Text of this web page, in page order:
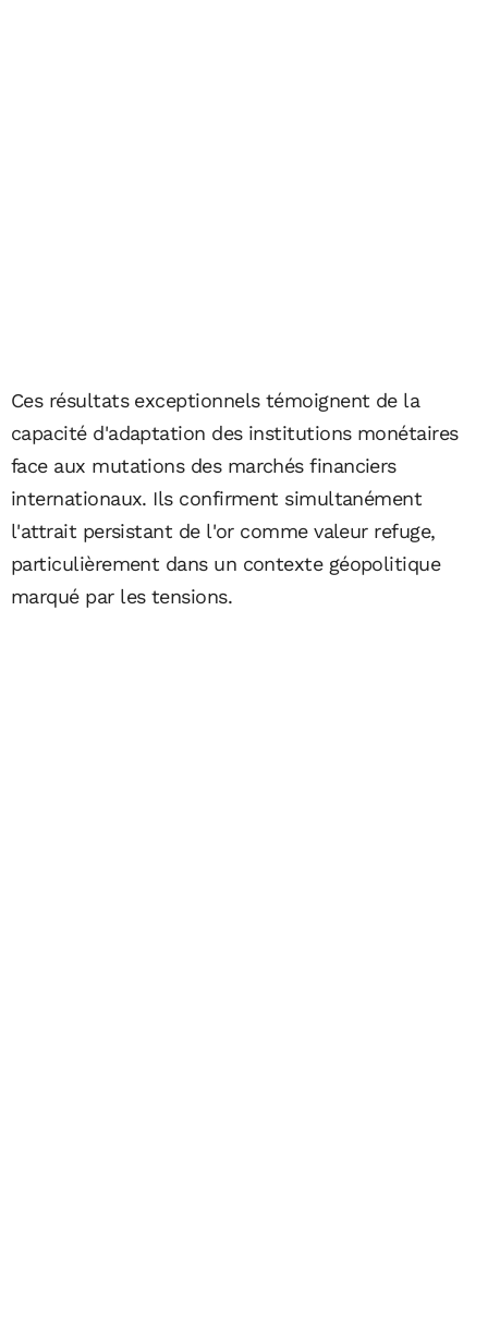
Ces résultats exceptionnels témoignent de la
capacité d'adaptation des institutions monétaires
face aux mutations des marchés financiers
internationaux. Ils confirment simultanément
l'attrait persistant de l'or comme valeur refuge,
particulièrement dans un contexte géopolitique
marqué par les tensions.